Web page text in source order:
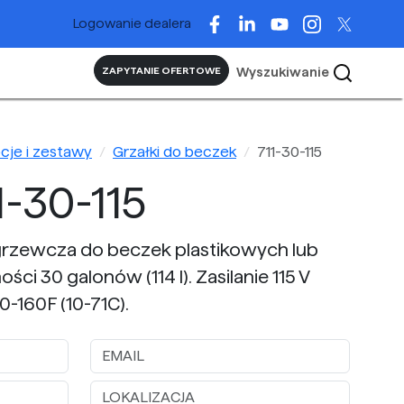
Logowanie dealera
ZAPYTANIE OFERTOWE Wyszukiwanie
i zestawy Grzałki do beczek 711-30-115
30-115
do beczek plastikowych lub
30 galonów (114 l). Zasilanie 115 V
(10-71C).